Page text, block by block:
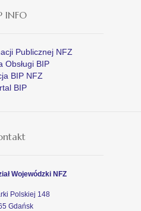
INFO
Publicznej NFZ
Obsługi BIP
BIP NFZ
BIP
Wojewódzki NFZ
Polskiej 148
Gdańsk